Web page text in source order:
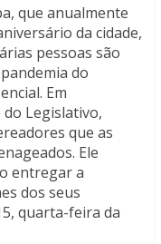
que anualmente
da cidade,
pessoas são
do
Em
Legislativo,
que as
Ele
entregar a
dos seus
quarta-feira da